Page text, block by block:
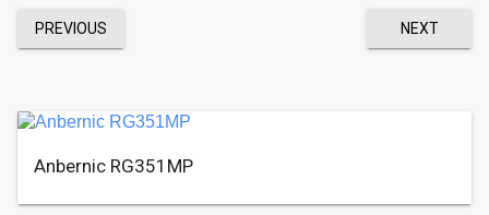
PREVIOUS NEXT
Anbernic RG351MP